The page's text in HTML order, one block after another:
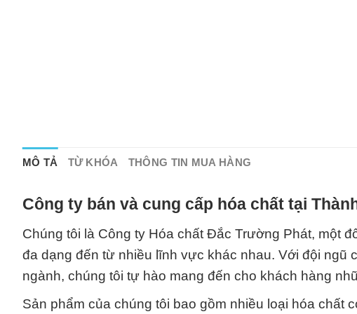
MÔ TẢ TỪ KHÓA THÔNG TIN MUA HÀNG
Công ty bán và cung cấp hóa chất tại
Chúng tôi là Công ty Hóa chất Đắc Trường Phát, một
đa dạng đến từ nhiều lĩnh vực khác nhau. Với đội ngũ
ngành, chúng tôi tự hào mang đến cho khách hàng
Sản phẩm của chúng tôi bao gồm nhiều loại hóa chất